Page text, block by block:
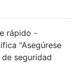
rápido -
"Asegúrese
seguridad